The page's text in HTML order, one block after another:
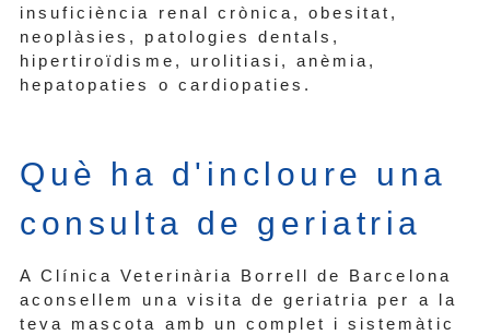
insuficiència renal crònica, obesitat,
neoplàsies, patologies dentals,
hipertiroïdisme, urolitiasi, anèmia,
hepatopaties o cardiopaties.
Què ha d'incloure una
consulta de geriatria
A Clínica Veterinària Borrell de Barcelona
aconsellem una visita de geriatria per a la
teva mascota amb un complet i sistemàtic